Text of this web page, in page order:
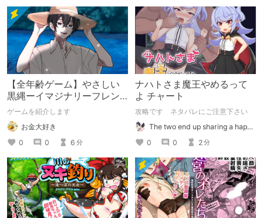
【全年齢ゲーム】やさしい
黒縄ーイマジナリーフレン
ドの「彼」と過ごすおぼん
やすみー
ゲームを紹介します
お金大好き
0
0 6 分
ナハトさま魔王やめるって
よ チャート
攻略です ネタバレにご注意下さい
The two end up sharing a happy kiss【二人は幸せな接吻をして終了】
0
0 2分